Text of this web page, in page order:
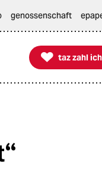
genossenschaft

taz zahl ich
taz zahl ich